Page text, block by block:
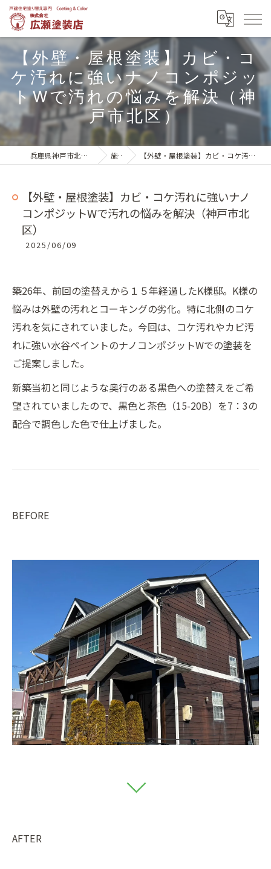
【外壁・屋根塗装】カビ・コ
ケ汚れに強いナノコンポジッ
トWで汚れの悩みを解決（神
戸市北区）
兵庫県神戸市北区の外壁塗装は株式会社広瀬塗装店 施工実績 【外壁・屋根塗装】カビ・コケ汚れに強いナノコンポジットWで汚れの悩みを解決（神戸市北区）
【外壁・屋根塗装】カビ・コケ汚れに強いナノ
コンポジットWで汚れの悩みを解決（神戸市北
区）
2025/06/09
築26年、前回の塗替えから１５年経過したK様邸。K様の
悩みは外壁の汚れとコーキングの劣化。特に北側のコケ
汚れを気にされていました。今回は、コケ汚れやカビ汚
れに強い水谷ペイントのナノコンポジットWでの塗装を
ご提案しました。
新築当初と同じような奥行のある黒色への塗替えをご希
望されていましたので、黒色と茶色（15-20B）を7：3の
配合で調色した色で仕上げました。
BEFORE
AFTER